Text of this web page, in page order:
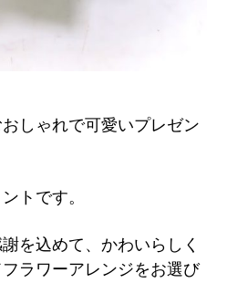
しゃれで可愛いプレゼン
トです。
を込めて、かわいらしく
ラワーアレンジをお選び